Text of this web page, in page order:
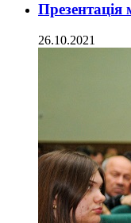
Презентація
26.10.2021